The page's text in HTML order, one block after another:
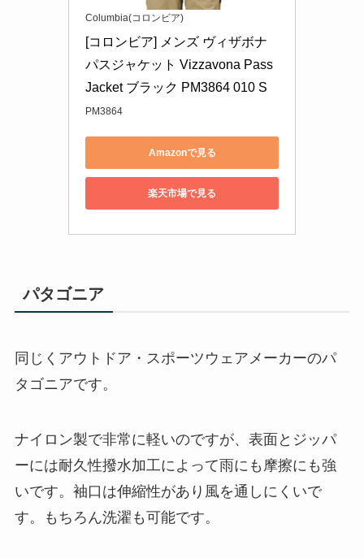
Columbia(コロンビア)
[コロンビア] メンズ ヴィザボナ
パスジャケット Vizzavona Pass
Jacket ブラック PM3864 010 S
PM3864
Amazonで見る
楽天市場で見る
パタゴニア
同じくアウトドア・スポーツウェアメーカーのパ
タゴニアです。
ナイロン製で非常に軽いのですが、表面とジッパ
ーには耐久性撥水加工によって雨にも摩擦にも強
いです。袖口は伸縮性があり風を通しにくいで
す。もちろん洗濯も可能です。